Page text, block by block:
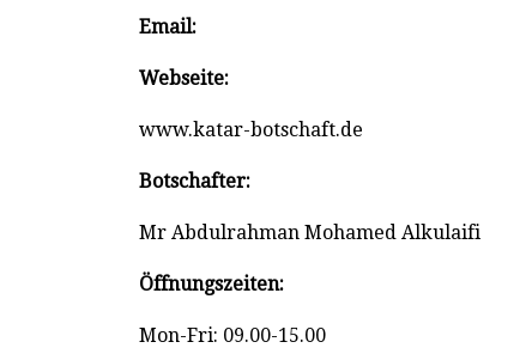
Email:
Webseite:
www.katar-botschaft.de
Botschafter:
Mr Abdulrahman Mohamed Alkulaifi
Öffnungszeiten:
Mon-Fri: 09.00-15.00